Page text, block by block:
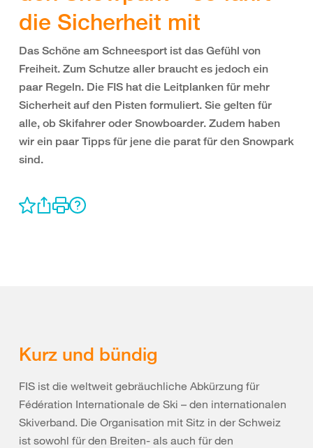
die Sicherheit mit
Das Schöne am Schneesport ist das Gefühl von
Freiheit. Zum Schutze aller braucht es jedoch ein
paar Regeln. Die FIS hat die Leitplanken für mehr
Sicherheit auf den Pisten formuliert. Sie gelten für
alle, ob Skifahrer oder Snowboarder. Zudem haben
wir ein paar Tipps für jene die parat für den Snowpark
sind.
Kurz und bündig
FIS ist die weltweit gebräuchliche Abkürzung für
Fédération Internationale de Ski – den internationalen
Skiverband. Die Organisation mit Sitz in der Schweiz
ist sowohl für den Breiten- als auch für den